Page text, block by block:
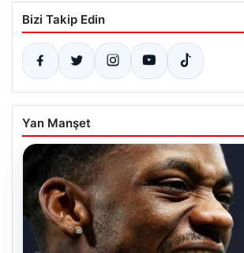
Bizi Takip Edin
Yan Manşet